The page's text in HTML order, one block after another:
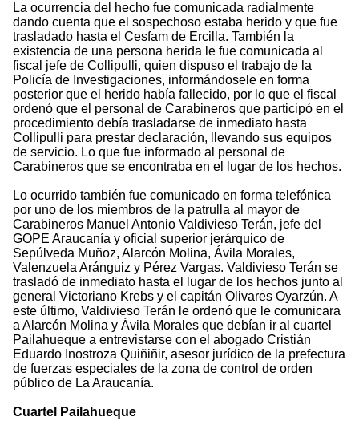
La ocurrencia del hecho fue comunicada radialmente
dando cuenta que el sospechoso estaba herido y que fue
trasladado hasta el Cesfam de Ercilla. También la
existencia de una persona herida le fue comunicada al
fiscal jefe de Collipulli, quien dispuso el trabajo de la
Policía de Investigaciones, informándosele en forma
posterior que el herido había fallecido, por lo que el fiscal
ordenó que el personal de Carabineros que participó en el
procedimiento debía trasladarse de inmediato hasta
Collipulli para prestar declaración, llevando sus equipos
de servicio. Lo que fue informado al personal de
Carabineros que se encontraba en el lugar de los hechos.
Lo ocurrido también fue comunicado en forma telefónica
por uno de los miembros de la patrulla al mayor de
Carabineros Manuel Antonio Valdivieso Terán, jefe del
GOPE Araucanía y oficial superior jerárquico de
Sepúlveda Muñoz, Alarcón Molina, Ávila Morales,
Valenzuela Aránguiz y Pérez Vargas. Valdivieso Terán se
trasladó de inmediato hasta el lugar de los hechos junto al
general Victoriano Krebs y el capitán Olivares Oyarzún. A
este último, Valdivieso Terán le ordenó que le comunicara
a Alarcón Molina y Ávila Morales que debían ir al cuartel
Pailahueque a entrevistarse con el abogado Cristián
Eduardo Inostroza Quiñiñir, asesor jurídico de la prefectura
de fuerzas especiales de la zona de control de orden
público de La Araucanía.
Cuartel Pailahueque